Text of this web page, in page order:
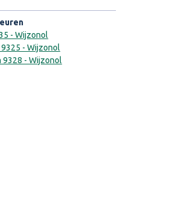
- Wijzonol
- Wijzonol
9328 - Wijzonol